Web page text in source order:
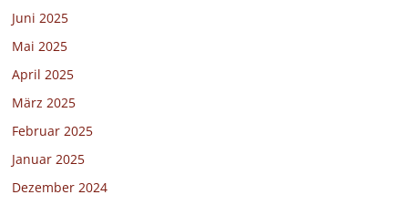
Juni 2025
Mai 2025
April 2025
März 2025
Februar 2025
Januar 2025
Dezember 2024